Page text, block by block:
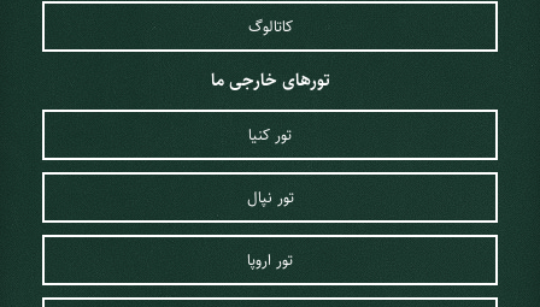
کاتالوگ
تورهای خارجی ما
تور کنیا
تور نپال
تور اروپا